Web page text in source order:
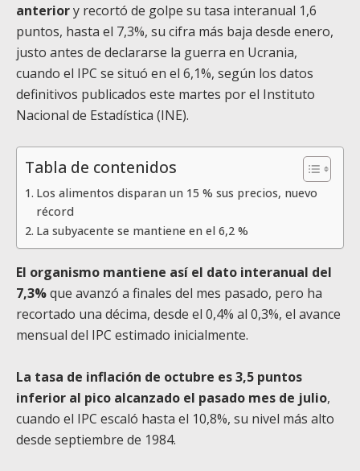
anteriory recortó de golpe su tasa interanual 1,6
puntos, hasta el 7,3%, su cifra más baja desde enero,
justo antes de declararse la guerra en Ucrania,
cuando el IPC se situó en el 6,1%, según los datos
definitivos publicados este martes por el Instituto
Nacional de Estadística (INE).
Tabla de contenidos
Los alimentos disparan un 15 % sus precios, nuevo
récord
La subyacente se mantiene en el 6,2 %
El organismo mantiene así el dato interanual del
7,3%que avanzó a finales del mes pasado, pero ha
recortado una décima, desde el 0,4% al 0,3%, el avance
mensual del IPC estimado inicialmente.
La tasa de inflación de octubre es 3,5 puntos
inferior al pico alcanzado el pasado mes de julio,
cuando el IPC escaló hasta el 10,8%, su nivel más alto
desde septiembre de 1984.